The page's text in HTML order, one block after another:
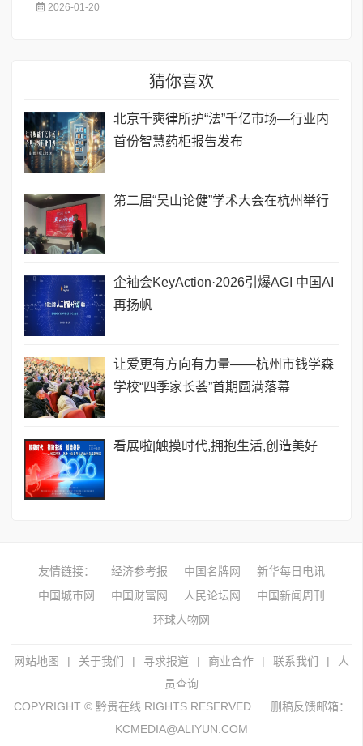
2026-01-20
猜你喜欢
北京千奭律所护“法”千亿市场—行业内
首份智慧药柜报告发布
第二届“吴山论健”学术大会在杭州举行
企袖会KeyAction·2026引爆AGI 中国AI
再扬帆
让爱更有方向有力量——杭州市钱学森
学校“四季家长荟”首期圆满落幕
看展啦|触摸时代,拥抱生活,创造美好
友情链接： 经济参考报 中国名牌网
新华每日电讯
中国城市网
中国财富网 人民论坛网
中国新闻周刊
环球人物网
网站地图 | 关于我们 | 寻求报道 | 商业合作 | 联系我们 |
人
员查询
COPYRIGHT © 黔贵在线 RIGHTS RESERVED.
删稿反馈邮箱：
KCMEDIA@ALIYUN.COM